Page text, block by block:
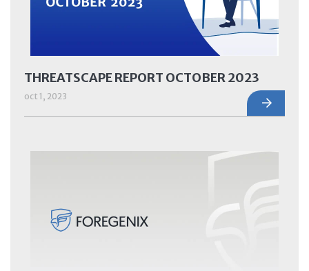
THREATSCAPE REPORT OCTOBER 2023
oct 1, 2023